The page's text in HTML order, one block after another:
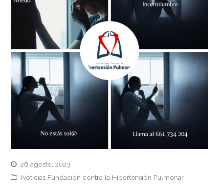
28 agosto, 2023
Noticias Fundación contra la Hipertensión Pulmonar